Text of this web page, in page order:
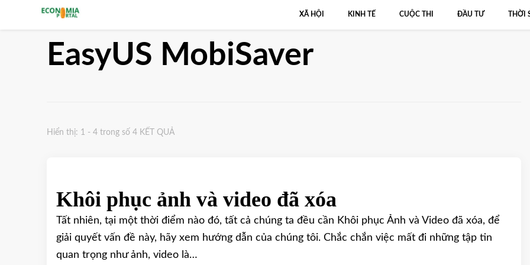
Cổng thông tin kinh tế
XÃ HỘI KINH TẾ CUỘC THI ĐẦU TƯ THỜI
EasyUS MobiSaver
Hiển thị: 1 - 4 trong số 4 KẾT QUẢ
Khôi phục ảnh và video đã xóa
Tất nhiên, tại một thời điểm nào đó, tất cả chúng ta đều cần Khôi phục Ảnh và Video đã xóa, để
giải quyết vấn đề này, hãy xem hướng dẫn của chúng tôi. Chắc chắn việc mất đi những tập tin
quan trọng như ảnh, video là…